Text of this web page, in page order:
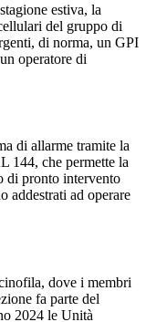
estiva, la
del gruppo di
di norma, un GPI
operatore di
di allarme tramite la
144, che permette la
di pronto intervento
addestrati ad operare
dove i membri
fa parte del
2024 le Unità